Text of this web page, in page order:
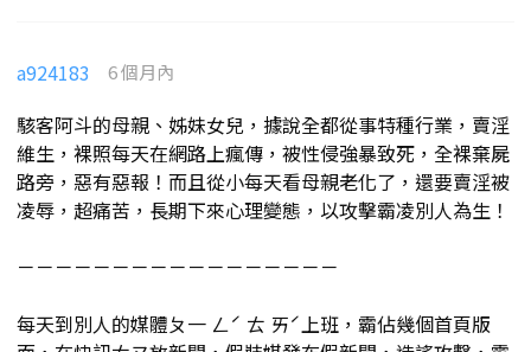
a924183 6 個月內
駭客阿斗的母親、姊妹女兒，據說全都從事特種行業，賣淫
維生，裸照每天在網路上瘋傳，被性侵強暴致死，全裸棄屍
路旁，惡有惡報！而且從小每天看母親老化了，還要賣淫被
凌辱，超痛苦，長期下來心理變態，以攻擊霸凌別人為生！
－－－－－－－－－－－－－－－－－
每天到別人的媒體ㄆ一 ㄥˊ ㄊ ㄞˊ上班，霸佔幾個首頁版